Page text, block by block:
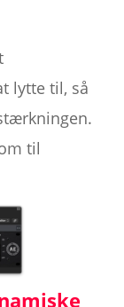
lytte til, så
til